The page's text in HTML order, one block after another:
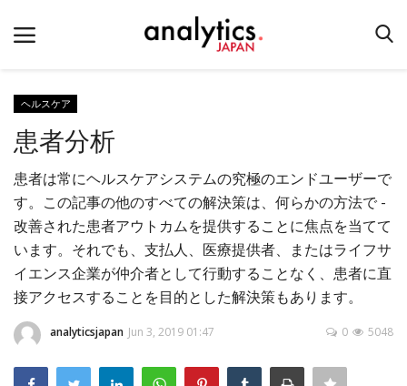
ホーム
お問い合わせ
テクノロジー
産業
イベント
教育
企業リンク
Login
ヘルスケア
患者分析
患者は常にヘルスケアシステムの究極のエンドユーザーで
す。この記事の他のすべての解決策は、何らかの方法で -
改善された患者アウトカムを提供することに焦点を当てて
います。それでも、支払人、医療提供者、またはライフサ
イエンス企業が仲介者として行動することなく、患者に直
接アクセスすることを目的とした解決策もあります。
analyticsjapan Jun 3, 2019 01:47 5048
0